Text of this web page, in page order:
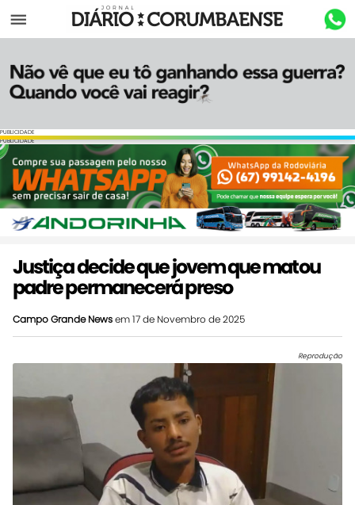
Menu
PUBLICIDADE
PUBLICIDADE
Justiça decide que jovem que matou
padre permanecerá preso
Campo Grande Newsem 17 de Novembro de 2025
Reprodução